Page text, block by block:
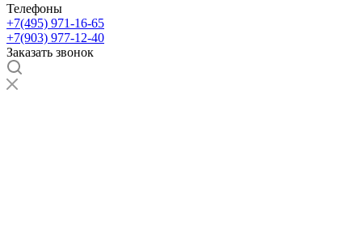
Телефоны
+7(495) 971-16-65
+7(903) 977-12-40
Заказать звонок